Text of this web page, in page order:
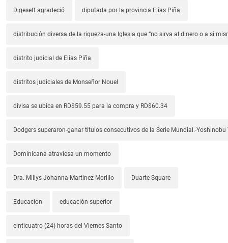
Digesett agradeció diputada por la provincia Elías Piña
distribución diversa de la riqueza-una Iglesia que “no sirva al dinero o a sí
distrito judicial de Elías Piña
distritos judiciales de Monseñor Nouel
divisa se ubica en RD$59.55 para la compra y RD$60.34
Dodgers superaron-ganar títulos consecutivos de la Serie Mundial.-
Dominicana atraviesa un momento
Dra. Millys Johanna Martínez Morillo Duarte Square
Educación educación superior
einticuatro (24) horas del Viernes Santo